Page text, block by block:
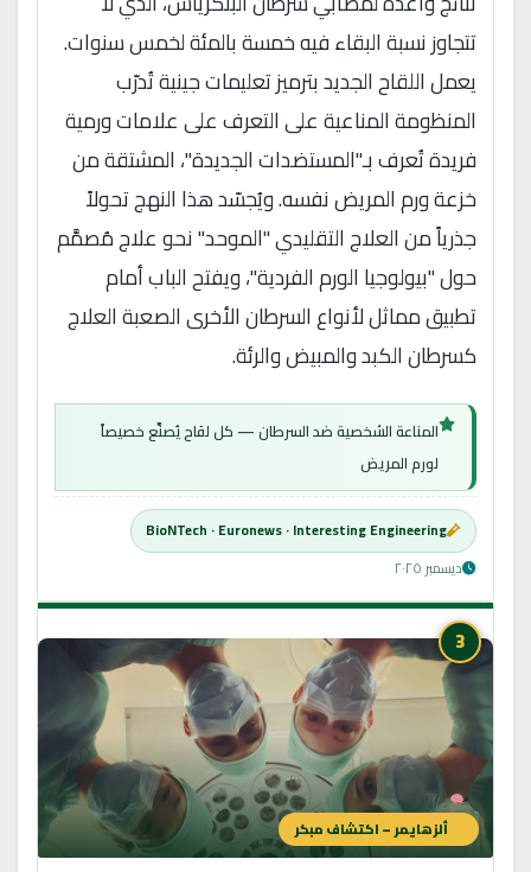
تتجاوز نسبة البقاء فيه خمسة بالمئة لخمس سنوات.
يعمل اللقاح الجديد بترميز تعليمات جينية تُدرّب
المنظومة المناعية على التعرف على علامات ورمية
فريدة تُعرف بـ"المستضدات الجديدة"، المشتقة من
خزعة ورم المريض نفسه. ويُجسّد هذا النهج تحولاً
جذرياً من العلاج التقليدي "الموحد" نحو علاج مُصمَّم
حول "بيولوجيا الورم الفردية"، ويفتح الباب أمام
تطبيق مماثل لأنواع السرطان الأخرى الصعبة العلاج
كسرطان الكبد والمبيض والرئة.
المناعة الشخصية ضد السرطان — كل لقاح يُصنَّع خصيصاً
لورم المريض
BioNTech · Euronews · Interesting Engineering
ديسمبر ٢٠٢٥
3
ألزهايمر – اكتشاف مبكر